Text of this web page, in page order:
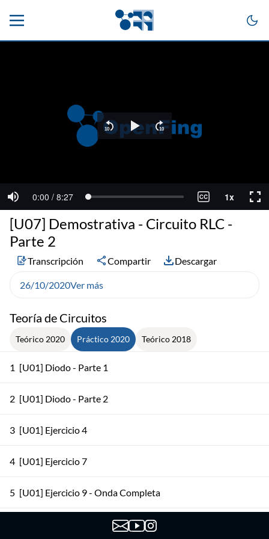
Teoría de Circuitos
Teórico 2020 Práctico 2020 Teórico 2018
1 [U01] Diodo - Parte 1
2 [U01] Diodo - Parte 2
3 [U01] Ejercicio 4
4 [U01] Ejercicio 7
5 [U01] Ejercicio 9 - Onda Completa
[U01] Ejercicio 9 - Media Onda
[U07] Demostrativa - Circuito RLC -
Parte 2
Transcripción Compartir Descargar
26/10/2020Ver más